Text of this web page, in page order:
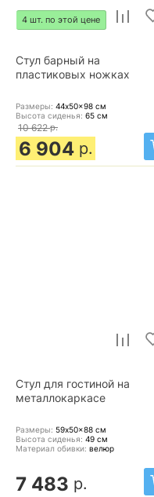
4 шт. по этой цене
Стул барный на
пластиковых ножках
Размеры: 44x50x98 см
Высота сиденья: 65 см
10 622 р.
6 904 р.
Стул для гостиной на
металлокаркасе
Размеры: 59x50x88 см
Высота сиденья: 49 см
Материал обивки: велюр
7 483 р.